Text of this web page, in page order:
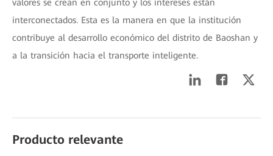
valores se crean en conjunto y los intereses están
interconectados. Esta es la manera en que la institución
contribuye al desarrollo económico del distrito de Baoshan y
a la transición hacia el transporte inteligente.
Producto relevante